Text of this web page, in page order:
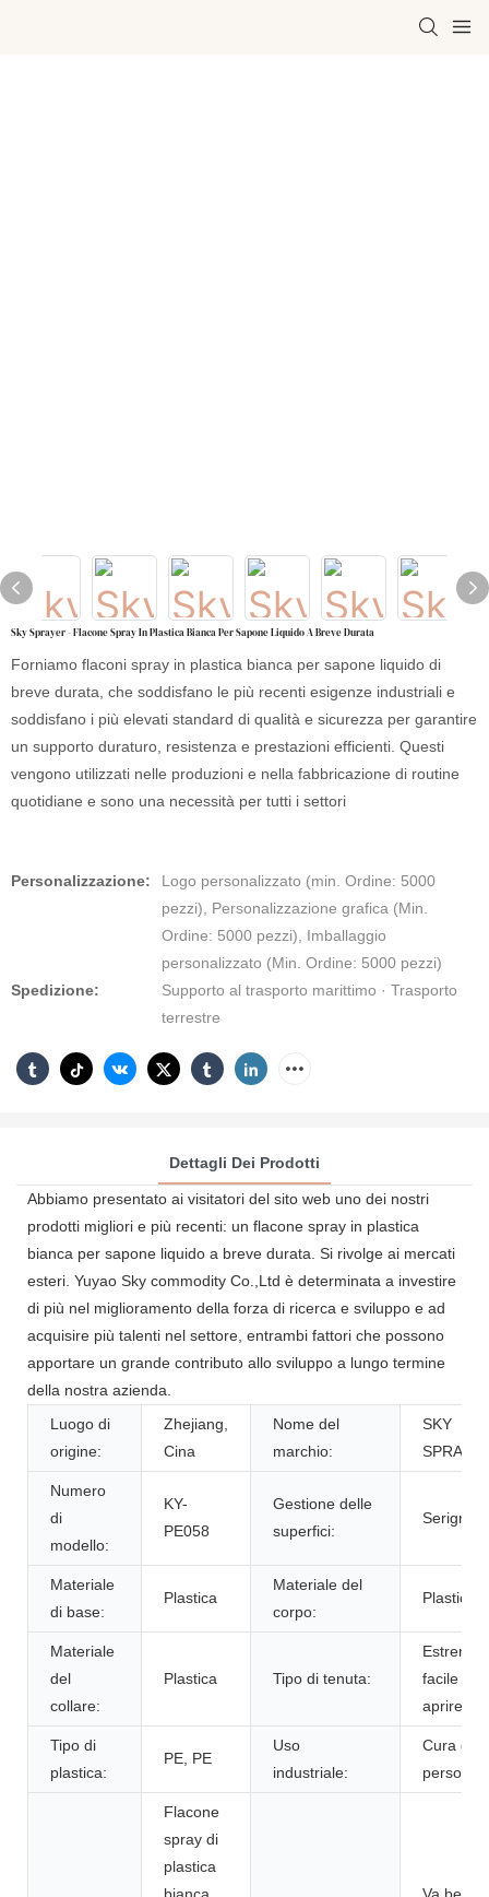
Sky Sprayer - Flacone Spray In Plastica Bianca Per Sapone Liquido A Breve Durata
Forniamo flaconi spray in plastica bianca per sapone liquido di
breve durata, che soddisfano le più recenti esigenze industriali e
soddisfano i più elevati standard di qualità e sicurezza per garantire
un supporto duraturo, resistenza e prestazioni efficienti. Questi
vengono utilizzati nelle produzioni e nella fabbricazione di routine
quotidiane e sono una necessità per tutti i settori
Personalizzazione:
Logo personalizzato (min. Ordine: 5000
pezzi), Personalizzazione grafica (Min.
Ordine: 5000 pezzi), Imballaggio
personalizzato (Min. Ordine: 5000 pezzi)
Spedizione:
Supporto al trasporto marittimo · Trasporto
terrestre
Dettagli Dei Prodotti
Abbiamo presentato ai visitatori del sito web uno dei nostri
prodotti migliori e più recenti: un flacone spray in plastica
bianca per sapone liquido a breve durata. Si rivolge ai mercati
esteri. Yuyao Sky commodity Co.,Ltd è determinata a investire
di più nel miglioramento della forza di ricerca e sviluppo e ad
acquisire più talenti nel settore, entrambi fattori che possono
apportare un grande contributo allo sviluppo a lungo termine
della nostra azienda.
Luogo di
origine:
Zhejiang,
Cina
Nome del
marchio:
SKY
Numero
di
modello:
KY-
PE058
Gestione delle
superfici:
Serigrafia
Materiale
di base:
Plastica
Materiale del
corpo:
Plastica
Materiale
del
collare:
Plastica Tipo di tenuta:
Estremità
facile da
aprire
Tipo di
plastica:
PE, PE
Uso
industriale:
Cura
persona
Flacone
spray di
plastica